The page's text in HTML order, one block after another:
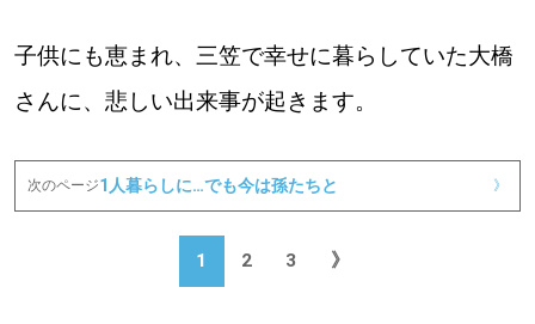
子供にも恵まれ、三笠で幸せに暮らしていた大橋
さんに、悲しい出来事が起きます。
次のページ1人暮らしに…でも今は孫たちと 》
1 2 3 》